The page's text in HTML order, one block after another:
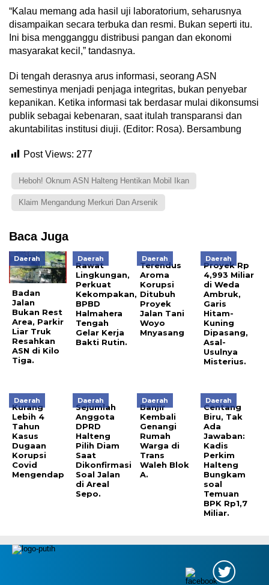
“Kalau memang ada hasil uji laboratorium, seharusnya
disampaikan secara terbuka dan resmi. Bukan seperti itu.
Ini bisa mengganggu distribusi pangan dan ekonomi
masyarakat kecil,” tandasnya.
Di tengah derasnya arus informasi, seorang ASN
semestinya menjadi penjaga integritas, bukan penyebar
kepanikan. Ketika informasi tak berdasar mulai dikonsumsi
publik sebagai kebenaran, saat itulah transparansi dan
akuntabilitas institusi diuji. (Editor: Rosa). Bersambung
Post Views: 277
Heboh! Oknum ASN Halteng Hentikan Mobil Ikan
Klaim Mengandung Merkuri Dan Arsenik
Baca Juga
Daerah
Badan
Jalan
Bukan Rest
Area, Parkir
Liar Truk
Resahkan
ASN di Kilo
Tiga.
Daerah
Rawat
Lingkungan,
Perkuat
Kekompakan,
BPBD
Halmahera
Tengah
Gelar Kerja
Bakti Rutin.
Daerah
Terendus
Aroma
Korupsi
Ditubuh
Proyek
Jalan Tani
Woyo
Mnyasang
Daerah
Proyek Rp
4,993 Miliar
di Weda
Ambruk,
Garis
Hitam-
Kuning
Dipasang,
Asal-
Usulnya
Misterius.
Daerah
Kurang
Lebih 4
Tahun
Kasus
Dugaan
Korupsi
Covid
Mengendap
Daerah
Sejumlah
Anggota
DPRD
Halteng
Pilih Diam
Saat
Dikonfirmasi
Soal Jalan
di Areal
Sepo.
Daerah
Banjir
Kembali
Genangi
Rumah
Warga di
Trans
Waleh Blok
A.
Daerah
Centang
Biru, Tak
Ada
Jawaban:
Kadis
Perkim
Halteng
Bungkam
soal
Temuan
BPK Rp1,7
Miliar.